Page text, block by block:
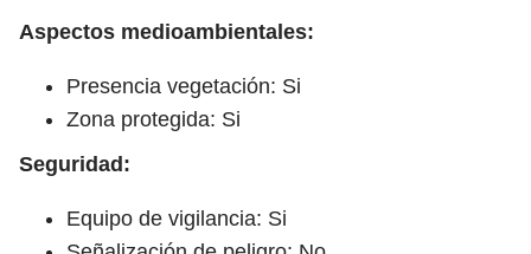
Aspectos medioambientales:
Presencia vegetación: Si
Zona protegida: Si
Seguridad:
Equipo de vigilancia: Si